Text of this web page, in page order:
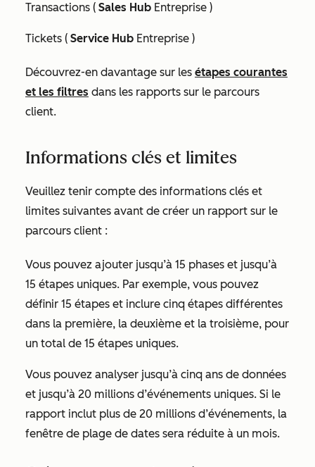
Transactions ( Sales Hub Entreprise )
Tickets ( Service Hub Entreprise )
Découvrez-en davantage sur les étapes courantes
et les filtres dans les rapports sur le parcours
client.
Informations clés et limites
Veuillez tenir compte des informations clés et
limites suivantes avant de créer un rapport sur le
parcours client :
Vous pouvez ajouter jusqu’à 15 phases et jusqu’à
15 étapes uniques. Par exemple, vous pouvez
définir 15 étapes et inclure cinq étapes différentes
dans la première, la deuxième et la troisième, pour
un total de 15 étapes uniques.
Vous pouvez analyser jusqu’à cinq ans de données
et jusqu’à 20 millions d’événements uniques. Si le
rapport inclut plus de 20 millions d’événements, la
fenêtre de plage de dates sera réduite à un mois.